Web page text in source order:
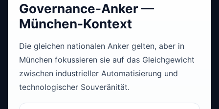
Governance-Anker —
München-Kontext
Die gleichen nationalen Anker gelten, aber in
München fokussieren sie auf das Gleichgewicht
zwischen industrieller Automatisierung und
technologischer Souveränität.